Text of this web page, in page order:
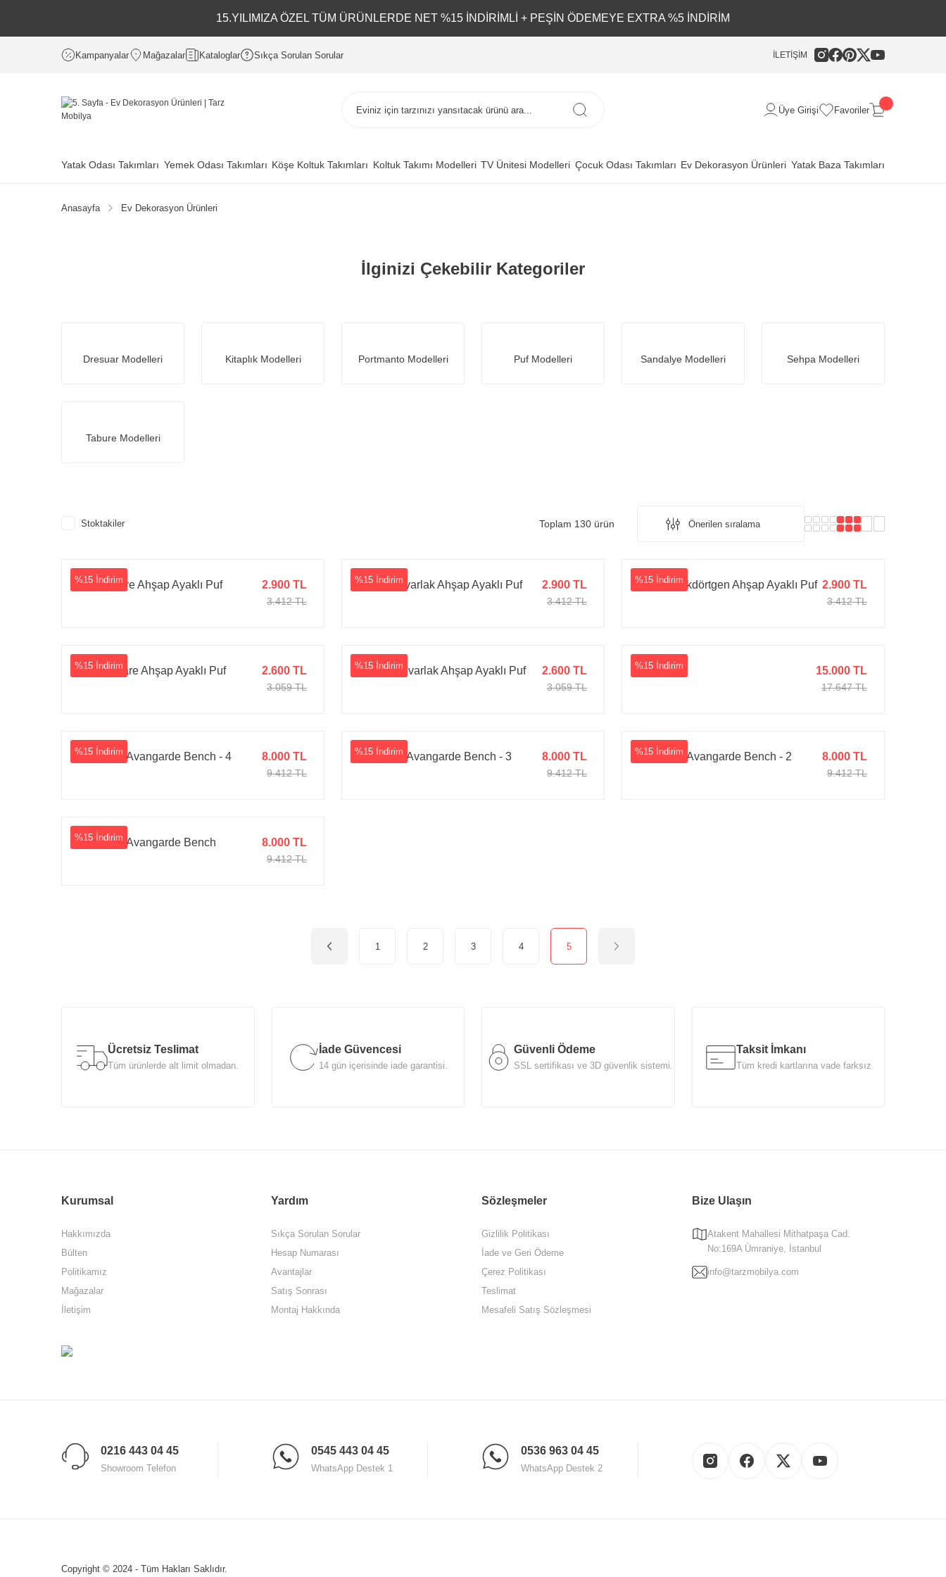
15.YILIMIZA ÖZEL TÜM ÜRÜNLERDE NET %15 İNDİRİMLİ + PEŞİN ÖDEMEYE EXTRA %5 İNDİRİM
Kampanyalar Mağazalar Kataloglar Sıkça Sorulan Sorular İLETİŞİM
Üye Girişi Favoriler
Yatak Odası Takımları Yemek Odası Takımları Köşe Koltuk Takımları Koltuk Takımı Modelleri TV Ünitesi Modelleri Çocuk Odası Takımları Ev Dekorasyon Ürünleri Yatak Baza Takımları
Anasayfa Ev Dekorasyon Ürünleri
İlginizi Çekebilir Kategoriler
Dresuar Modelleri Kitaplık Modelleri Portmanto Modelleri Puf Modelleri Sandalye Modelleri Sehpa Modelleri
Tabure Modelleri
Stoktakiler Toplam 130 ürün
%15 İndirim
Jesse Kare Ahşap Ayaklı Puf 2.900 TL
3.412 TL
%15 İndirim
Jesse Yuvarlak Ahşap Ayaklı Puf 2.900 TL
3.412 TL
%15 İndirim
Parker Dikdörtgen Ahşap Ayaklı Puf 2.900 TL
3.412 TL
%15 İndirim
Parker Kare Ahşap Ayaklı Puf 2.600 TL
3.059 TL
%15 İndirim
Parker Yuvarlak Ahşap Ayaklı Puf 2.600 TL
3.059 TL
%15 İndirim
Geo Puf 15.000 TL
17.647 TL
%15 İndirim
Kapitone Avangarde Bench - 4 8.000 TL
9.412 TL
%15 İndirim
Kapitone Avangarde Bench - 3 8.000 TL
9.412 TL
%15 İndirim
Kapitone Avangarde Bench - 2 8.000 TL
9.412 TL
%15 İndirim
Kapitone Avangarde Bench 8.000 TL
9.412 TL
1 2 3 4 5
Ücretsiz Teslimat
Tüm ürünlerde alt limit olmadan.
İade Güvencesi
14 gün içerisinde iade garantisi.
Güvenli Ödeme
SSL sertifikası ve 3D güvenlik sistemi.
Taksit İmkanı
Tüm kredi kartlarına vade farksız
Kurumsal
Hakkımızda
Bülten
Politikamız
Mağazalar
İletişim
Yardım
Sıkça Sorulan Sorular
Hesap Numarası
Avantajlar
Satış Sonrası
Montaj Hakkında
Sözleşmeler
Gizlilik Politikası
İade ve Geri Ödeme
Çerez Politikası
Teslimat
Mesafeli Satış Sözleşmesi
Bize Ulaşın
Atakent Mahallesi Mithatpaşa Cad.
No:169A Ümraniye, İstanbul
info@tarzmobilya.com
0216 443 04 45
Showroom Telefon
0545 443 04 45
WhatsApp Destek 1
0536 963 04 45
WhatsApp Destek 2
Copyright © 2024 - Tüm Hakları Saklıdır.